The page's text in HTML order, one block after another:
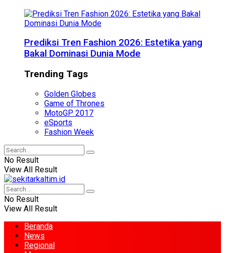
Prediksi Tren Fashion 2026: Estetika yang
Bakal Dominasi Dunia Mode
Trending Tags
Golden Globes
Game of Thrones
MotoGP 2017
eSports
Fashion Week
No Result
View All Result
No Result
View All Result
Beranda
News
Regional